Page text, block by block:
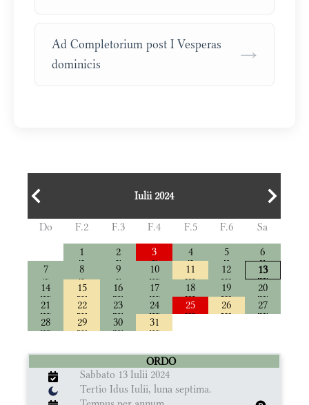
Ad Completorium post I Vesperas
dominicis
→
Iulii 2024
Do F.2 F.3 F.4 F.5 F.6
Sa
1
2 3 4 5
6
7
8 9 10 11 12
13
14
15 16 17 18 19
20
21
22 23 24 25 26
27
28
29 30 31
ORDO
Sabbato 13 Iulii 2024
Tertio Idus Iulii, luna septima.